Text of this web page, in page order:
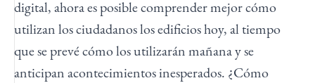
digital, ahora es posible comprender mejor cómo
utilizan los ciudadanos los edificios hoy, al tiempo
que se prevé cómo los utilizarán mañana y se
anticipan acontecimientos inesperados. ¿Cómo